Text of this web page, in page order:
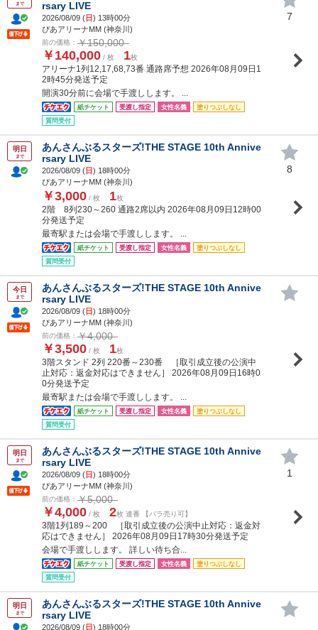
まで rsary LIVE
2026/08/09 (日) 13時00分
ぴあアリーナMM (神奈川)
前の価格： ￥150,000
￥140,000 / 枚 1枚
アリーナ1列12,17,68,73番 通路席予想 2026年08月09日1
2時45分発送予定
開演30分前に会場で手渡しします。 ...
紙チケット 受渡し指定 女性名義
塗りつぶしなし
質問受付
7
明日
まで
あんさんぶるスターズ!THE STAGE 10th Annive
rsary LIVE
2026/08/09 (日) 18時00分
ぴあアリーナMM (神奈川)
￥3,000 / 枚 1枚
2階 8列230～260 通路2席以内 2026年08月09日12時00
分発送予定
最寄駅または会場で手渡しします。 ...
紙チケット 受渡し指定 女性名義
塗りつぶしなし
質問受付
8
今日
まで
あんさんぶるスターズ!THE STAGE 10th Annive
rsary LIVE
2026/08/09 (日) 18時00分
ぴあアリーナMM (神奈川)
前の価格： ￥4,000
￥3,500 / 枚 1枚
3階スタンド 2列 220番～230番 ［取引成立後の公演中
止対応：返金対応はできません］ 2026年08月09日16時0
0分発送予定
最寄駅または会場で手渡しします。 ...
紙チケット 受渡し指定 女性名義
塗りつぶしなし
質問受付
明日
まで
あんさんぶるスターズ!THE STAGE 10th Annive
rsary LIVE
2026/08/09 (日) 18時00分
ぴあアリーナMM (神奈川)
前の価格： ￥5,000
￥4,000 / 枚 2枚 連番 【バラ売り可】
3階1列189～200 ［取引成立後の公演中止対応：返金対
応はできません］ 2026年08月09日17時30分発送予定
会場で手渡しします。 詳しい待ち合...
紙チケット 受渡し指定 女性名義
塗りつぶしなし
質問受付
1
明日
まで
あんさんぶるスターズ!THE STAGE 10th Annive
rsary LIVE
2026/08/09 (日) 18時00分